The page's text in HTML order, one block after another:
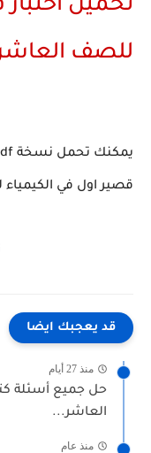
تحميل
للصف
قصير اول في الكيمياء
قد يعجبك ايضا
منذ 27 أيام
حل جميع أسئلة
العاشر...
منذ عام